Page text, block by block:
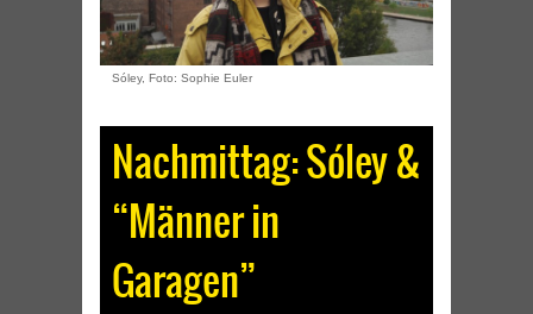
Sóley, Foto: Sophie Euler
Nachmittag: Sóley &
“Männer in
Garagen”